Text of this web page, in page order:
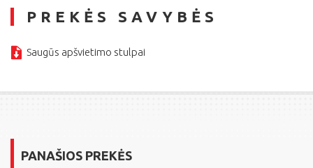
PREKĖS SAVYBĖS
Saugūs apšvietimo stulpai
PANAŠIOS PREKĖS